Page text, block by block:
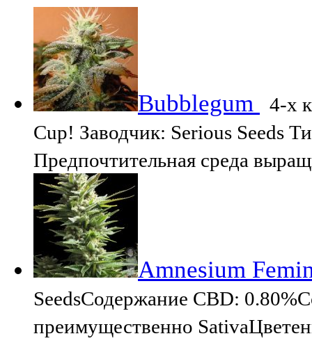
Bubblegum
4-х
Cup! Заводчик: Serious Seeds
Предпочтительная среда
Amnesium
SeedsСодержание CBD:
преимущественно